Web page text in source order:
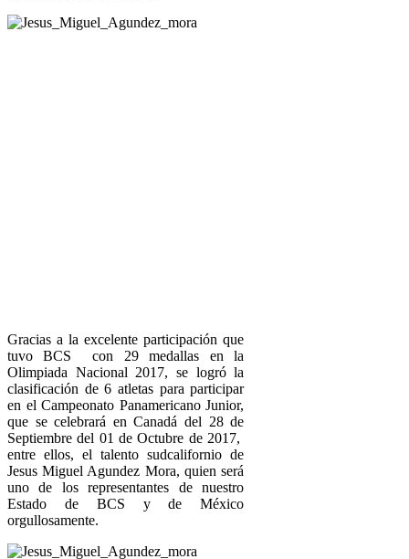
Gracias a la excelente participación que
tuvo BCS con 29 medallas en la
Olimpiada Nacional 2017, se logró la
clasificación de 6 atletas para participar
en el Campeonato Panamericano Junior,
que se celebrará en Canadá del 28 de
Septiembre del 01 de Octubre de 2017,
entre ellos, el talento sudcalifornio de
Jesus Miguel Agundez Mora, quien será
uno de los representantes de nuestro
Estado de BCS y de México
orgullosamente.